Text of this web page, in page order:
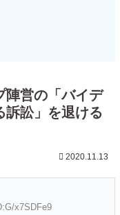
陣営の「バイデ
訴訟」を退ける
2020.11.13
x7SDFe9